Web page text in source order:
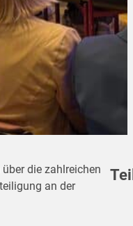
die zahlreichen
an der